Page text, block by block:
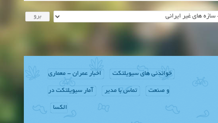
خواندنی های سیویلتکت اخبار عمران - معماری
و صنعت تماس با مدیر آمار سیویلتکت در
الکسا